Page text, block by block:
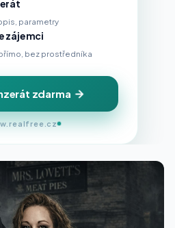
parametry
zájemci
bez prostředníka
zdarma